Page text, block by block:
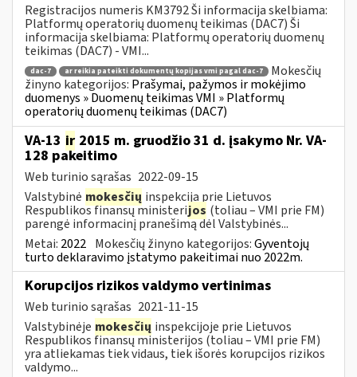
Registracijos numeris KM3792 Ši informacija skelbiama:
Platformų operatorių duomenų teikimas (DAC7) Ši
informacija skelbiama: Platformų operatorių duomenų
teikimas (DAC7) - VMI...
dac-7 ar reikia pateikti dokumentų kopijas vmi pagal dac-7
Mokesčių
žinyno kategorijos: Prašymai, pažymos ir mokėjimo
duomenys » Duomenų teikimas VMI » Platformų
operatorių duomenų teikimas (DAC7)
VA-13 ir 2015 m. gruodžio 31 d. įsakymo Nr. VA-
128 pakeitimo
Web turinio sąrašas 2022-09-15
Valstybinė mokesčių inspekcija prie Lietuvos
Respublikos finansų ministerijos (toliau – VMI prie FM)
parengė informacinį pranešimą dėl Valstybinės...
Metai: 2022 Mokesčių žinyno kategorijos:Gyventojų
turto deklaravimo įstatymo pakeitimai nuo 2022m.
Korupcijos rizikos valdymo vertinimas
Web turinio sąrašas 2021-11-15
Valstybinėje mokesčių inspekcijoje prie Lietuvos
Respublikos finansų ministerijos (toliau – VMI prie FM)
yra atliekamas tiek vidaus, tiek išorės korupcijos rizikos
valdymo...